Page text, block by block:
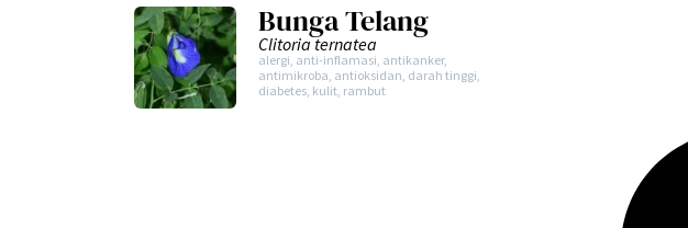
Bunga Telang
Clitoria ternatea
alergi, anti-inflamasi, antikanker,
antimikroba, antioksidan, darah tinggi,
diabetes, kulit, rambut